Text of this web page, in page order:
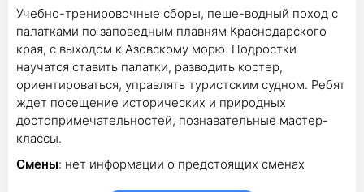
Учебно-тренировочные сборы, пеше-водный поход с
палатками по заповедным плавням Краснодарского
края, с выходом к Азовскому морю. Подростки
научатся ставить палатки, разводить костер,
ориентироваться, управлять туристским судном. Ребят
ждет посещение исторических и природных
достопримечательностей, познавательные мастер-
классы.
Смены: нет информации о предстоящих сменах